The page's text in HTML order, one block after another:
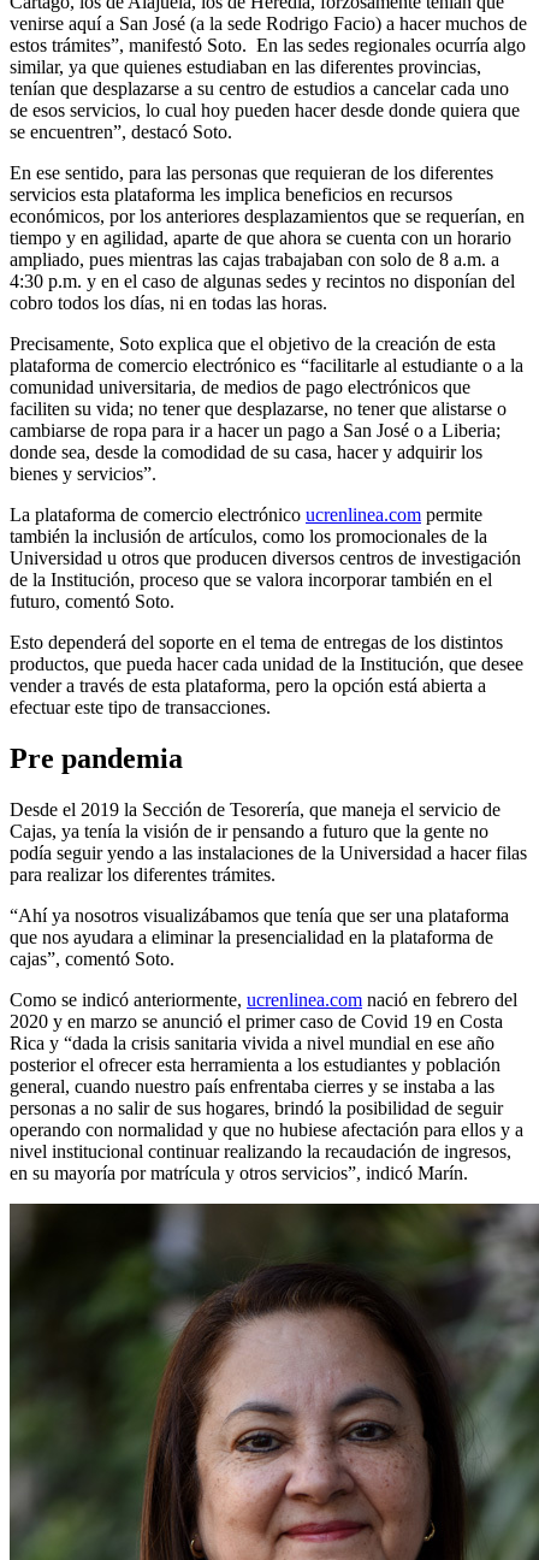
venirse aquí a San José (a la sede Rodrigo Facio) a hacer muchos de
estos trámites”, manifestó Soto. En las sedes regionales ocurría algo
similar, ya que quienes estudiaban en las diferentes provincias,
tenían que desplazarse a su centro de estudios a cancelar cada uno
de esos servicios, lo cual hoy pueden hacer desde donde quiera que
se encuentren”, destacó Soto.
En ese sentido, para las personas que requieran de los diferentes
servicios esta plataforma les implica beneficios en recursos
económicos, por los anteriores desplazamientos que se requerían, en
tiempo y en agilidad, aparte de que ahora se cuenta con un horario
ampliado, pues mientras las cajas trabajaban con solo de 8 a.m. a
4:30 p.m. y en el caso de algunas sedes y recintos no disponían del
cobro todos los días, ni en todas las horas.
Precisamente, Soto explica que el objetivo de la creación de esta
plataforma de comercio electrónico es “facilitarle al estudiante o a la
comunidad universitaria, de medios de pago electrónicos que
faciliten su vida; no tener que desplazarse, no tener que alistarse o
cambiarse de ropa para ir a hacer un pago a San José o a Liberia;
donde sea, desde la comodidad de su casa, hacer y adquirir los
bienes y servicios”.
La plataforma de comercio electrónico ucrenlinea.com permite
también la inclusión de artículos, como los promocionales de la
Universidad u otros que producen diversos centros de investigación
de la Institución, proceso que se valora incorporar también en el
futuro, comentó Soto.
Esto dependerá del soporte en el tema de entregas de los distintos
productos, que pueda hacer cada unidad de la Institución, que desee
vender a través de esta plataforma, pero la opción está abierta a
efectuar este tipo de transacciones.
Pre pandemia
Desde el 2019 la Sección de Tesorería, que maneja el servicio de
Cajas, ya tenía la visión de ir pensando a futuro que la gente no
podía seguir yendo a las instalaciones de la Universidad a hacer filas
para realizar los diferentes trámites.
“Ahí ya nosotros visualizábamos que tenía que ser una plataforma
que nos ayudara a eliminar la presencialidad en la plataforma de
cajas”, comentó Soto.
Como se indicó anteriormente, ucrenlinea.com nació en febrero del
2020 y en marzo se anunció el primer caso de Covid 19 en Costa
Rica y “dada la crisis sanitaria vivida a nivel mundial en ese año
posterior el ofrecer esta herramienta a los estudiantes y población
general, cuando nuestro país enfrentaba cierres y se instaba a las
personas a no salir de sus hogares, brindó la posibilidad de seguir
operando con normalidad y que no hubiese afectación para ellos y a
nivel institucional continuar realizando la recaudación de ingresos,
en su mayoría por matrícula y otros servicios”, indicó Marín.